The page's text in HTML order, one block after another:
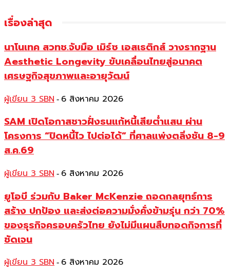
เรื่องล่าสุด
นาโนเทค สวทช.จับมือ เมิร์ซ เอสเธติกส์ วางรากฐาน
Aesthetic Longevity ขับเคลื่อนไทยสู่อนาคต
เศรษฐกิจสุขภาพและอายุวัฒน์
ผู้เขียน 3 SBN - 6 สิงหาคม 2026
SAM เปิดโอกาสชาวฝั่งธนแก้หนี้เสียต่ำแสน ผ่าน
โครงการ “ปิดหนี้ไว ไปต่อได้” ที่ศาลแพ่งตลิ่งชัน 8-9
ส.ค.69
ผู้เขียน 3 SBN - 6 สิงหาคม 2026
ยูโอบี ร่วมกับ Baker McKenzie ถอดกลยุทธ์การ
สร้าง ปกป้อง และส่งต่อความมั่งคั่งข้ามรุ่น กว่า 70%
ของธุรกิจครอบครัวไทย ยังไม่มีแผนสืบทอดกิจการที่
ชัดเจน
ผู้เขียน 3 SBN - 6 สิงหาคม 2026